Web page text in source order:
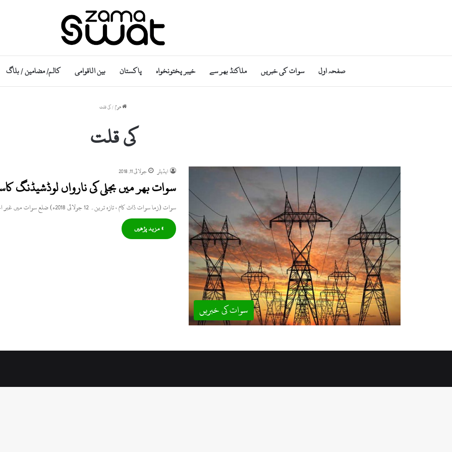
صفحہ اول سوات کی خبریں ملاکنڈ بھر سے خیبر پختونخواہ پاکستان بین الاقوامی کالم/ مضامین / بلاگ
ھوم/کی قلت
کی قلت
سوات کی خبریں
ایڈیٹر جولائی 11, 2018
سوات بھر میں بجلی کی نارواں لوڈشیڈنگ
سوات (زما سوات ڈاٹ کام ، تازہ ترین۔ 12 جولائی 2018ء) ضلع سوات میں غیر اعلانیہ لوڈشیڈنگ کاسلسلہ جاری ہے…
» مزید پڑھیں